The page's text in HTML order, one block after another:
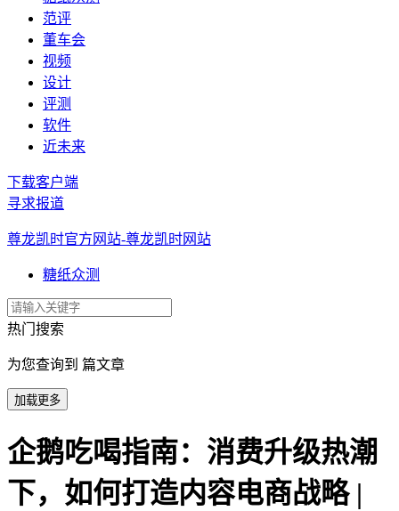
范评
董车会
视频
设计
评测
软件
近未来
下载客户端
寻求报道
尊龙凯时官方网站-尊龙凯时网站
糖纸众测
热门搜索
为您查询到 篇文章
加载更多
企鹅吃喝指南：消费升级热潮
下，如何打造内容电商战略 |